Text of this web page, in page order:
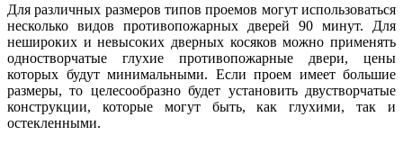
Для различных размеров типов проемов могут использоваться
несколько видов противопожарных дверей 90 минут. Для
нешироких и невысоких дверных косяков можно применять
одностворчатые глухие противопожарные двери, цены
которых будут минимальными. Если проем имеет большие
размеры, то целесообразно будет установить двустворчатые
конструкции, которые могут быть, как глухими, так и
остекленными.